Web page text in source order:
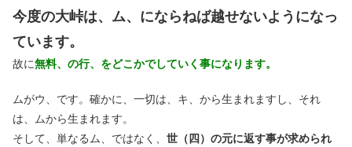
今度の大峠は、ム、にならねば越せないようになっ
ています。
故に無料、の行、をどこかでしていく事になります。
ムがウ、です。確かに、一切は、キ、から生まれますし、それ
は、ムから生まれます。
そして、単なるム、ではなく、 世（四）の元に返す事が求められ